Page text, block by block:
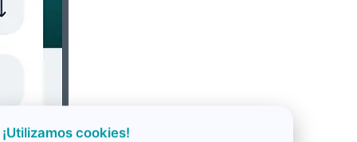
¡Utilizamos cookies!